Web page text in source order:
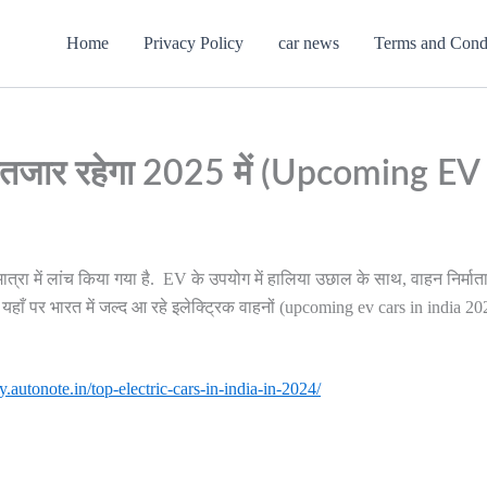
Home Privacy Policy car news Terms and
रहेगा 2025 में (Upcoming
में लांच किया गया है. EV के उपयोग में हालिया उछाल के साथ, वाहन
पर भारत में जल्द आ रहे इलेक्ट्रिक वाहनों (upcoming ev cars in india
top-electric-cars-in-india-in-2024/